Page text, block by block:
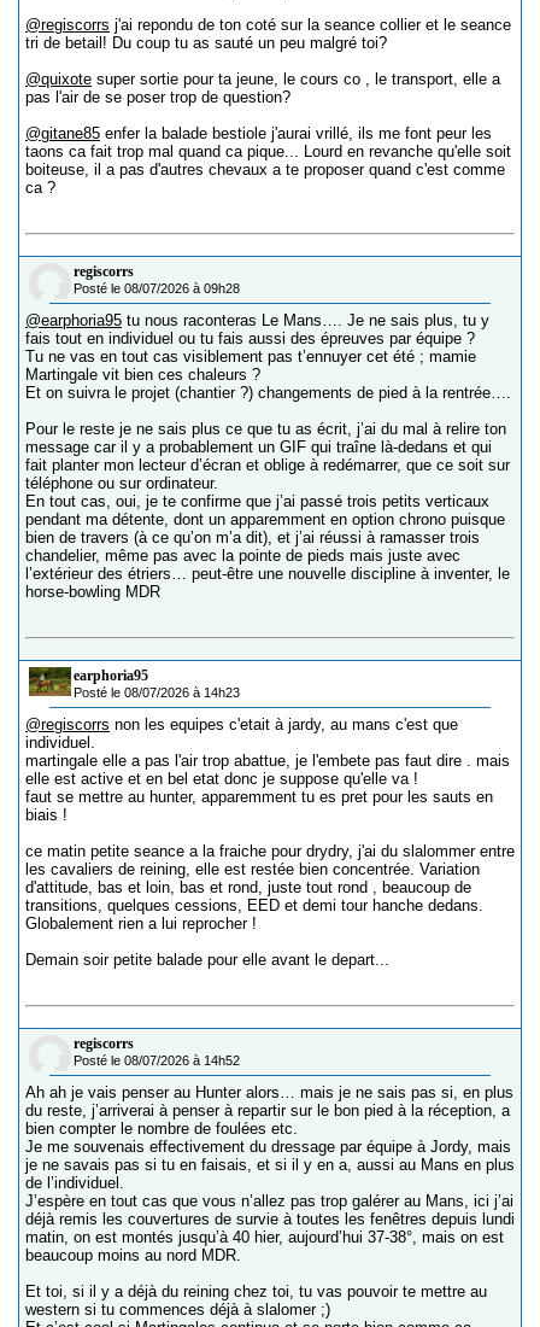
@regiscorrs j'ai repondu de ton coté sur la seance collier et le seance
tri de betail! Du coup tu as sauté un peu malgré toi?
@quixote super sortie pour ta jeune, le cours co , le transport, elle a
pas l'air de se poser trop de question?
@gitane85 enfer la balade bestiole j'aurai vrillé, ils me font peur les
taons ca fait trop mal quand ca pique... Lourd en revanche qu'elle soit
boiteuse, il a pas d'autres chevaux a te proposer quand c'est comme
ca ?
regiscorrs
Posté le 08/07/2026 à 09h28
@earphoria95 tu nous raconteras Le Mans…. Je ne sais plus, tu y
fais tout en individuel ou tu fais aussi des épreuves par équipe ?
Tu ne vas en tout cas visiblement pas t’ennuyer cet été ; mamie
Martingale vit bien ces chaleurs ?
Et on suivra le projet (chantier ?) changements de pied à la rentrée….
Pour le reste je ne sais plus ce que tu as écrit, j’ai du mal à relire ton
message car il y a probablement un GIF qui traîne là-dedans et qui
fait planter mon lecteur d’écran et oblige à redémarrer, que ce soit sur
téléphone ou sur ordinateur.
En tout cas, oui, je te confirme que j’ai passé trois petits verticaux
pendant ma détente, dont un apparemment en option chrono puisque
bien de travers (à ce qu’on m’a dit), et j’ai réussi à ramasser trois
chandelier, même pas avec la pointe de pieds mais juste avec
l’extérieur des étriers… peut-être une nouvelle discipline à inventer, le
horse-bowling MDR
earphoria95
Posté le 08/07/2026 à 14h23
@regiscorrs non les equipes c'etait à jardy, au mans c'est que
individuel.
martingale elle a pas l'air trop abattue, je l'embete pas faut dire . mais
elle est active et en bel etat donc je suppose qu'elle va !
faut se mettre au hunter, apparemment tu es pret pour les sauts en
biais !
ce matin petite seance a la fraiche pour drydry, j'ai du slalommer entre
les cavaliers de reining, elle est restée bien concentrée. Variation
d'attitude, bas et loin, bas et rond, juste tout rond , beaucoup de
transitions, quelques cessions, EED et demi tour hanche dedans.
Globalement rien a lui reprocher !
Demain soir petite balade pour elle avant le depart...
regiscorrs
Posté le 08/07/2026 à 14h52
Ah ah je vais penser au Hunter alors… mais je ne sais pas si, en plus
du reste, j’arriverai à penser à repartir sur le bon pied à la réception, a
bien compter le nombre de foulées etc.
Je me souvenais effectivement du dressage par équipe à Jordy, mais
je ne savais pas si tu en faisais, et si il y en a, aussi au Mans en plus
de l’individuel.
J’espère en tout cas que vous n’allez pas trop galérer au Mans, ici j’ai
déjà remis les couvertures de survie à toutes les fenêtres depuis lundi
matin, on est montés jusqu’à 40 hier, aujourd’hui 37-38°, mais on est
beaucoup moins au nord MDR.
Et toi, si il y a déjà du reining chez toi, tu vas pouvoir te mettre au
western si tu commences déjà à slalomer ;)